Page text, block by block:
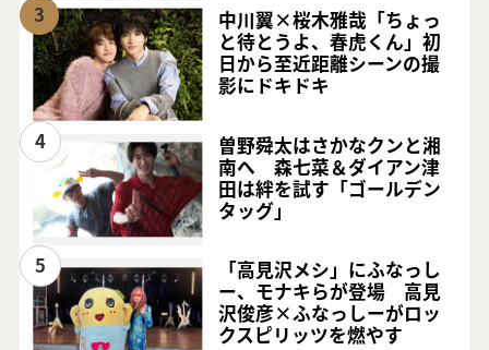
3
中川翼×桜木雅哉「ちょっ
と待とうよ、春虎くん」初
日から至近距離シーンの撮
影にドキドキ
4
曽野舜太はさかなクンと湘
南へ 森七菜＆ダイアン津
田は絆を試す「ゴールデン
タッグ」
5
「高見沢メシ」にふなっし
ー、モナキらが登場 高見
沢俊彦×ふなっしーがロッ
クスピリッツを燃やす